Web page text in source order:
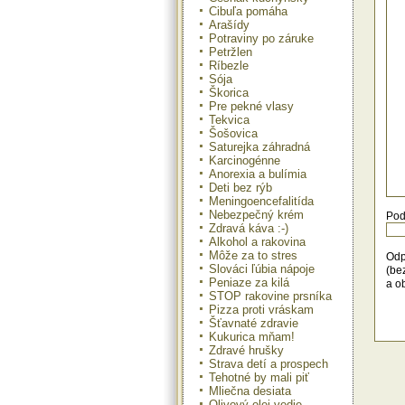
Cibuľa pomáha
Arašídy
Potraviny po záruke
Petržlen
Ríbezle
Sója
Škorica
Pre pekné vlasy
Tekvica
Šošovica
Saturejka záhradná
Karcinogénne
Anorexia a bulímia
Deti bez rýb
Meningoencefalitída
Nebezpečný krém
Zdravá káva :-)
Alkohol a rakovina
Môže za to stres
Slováci ľúbia nápoje
Peniaze za kilá
STOP rakovine prsníka
Pizza proti vráskam
Šťavnaté zdravie
Kukurica mňam!
Zdravé hrušky
Strava detí a prospech
Tehotné by mali piť
Mliečna desiata
g
a
a